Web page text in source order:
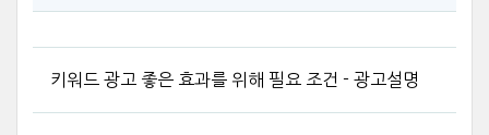
키워드 광고 좋은 효과를 위해 필요 조건 - 광고설명